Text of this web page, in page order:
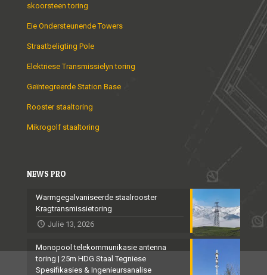
skoorsteen toring
Eie Ondersteunende Towers
Straatbeligting Pole
Elektriese Transmissielyn toring
Geïntegreerde Station Base
Rooster staaltoring
Mikrogolf staaltoring
NEWS PRO
Warmgegalvaniseerde staalrooster
Kragtransmissietoring
Julie 13, 2026
Monopool telekommunikasie antenna
toring | 25m HDG Staal Tegniese
Spesifikasies & Ingenieursanalise